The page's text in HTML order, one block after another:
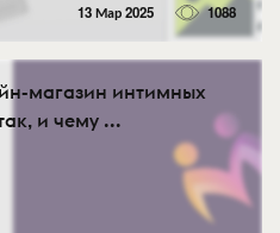
13 Мар 2025 1088
магазин интимных
и чему ...